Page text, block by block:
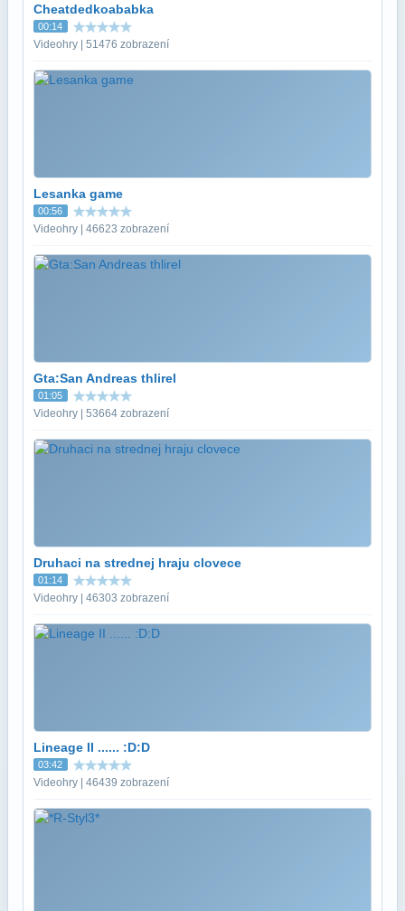
Cheatdedkoababka
00:14
Videohry | 51476 zobrazení
Lesanka game
00:56
Videohry | 46623 zobrazení
Gta:San Andreas thlirel
01:05
Videohry | 53664 zobrazení
Druhaci na strednej hraju clovece
01:14
Videohry | 46303 zobrazení
Lineage II ...... :D:D
03:42
Videohry | 46439 zobrazení